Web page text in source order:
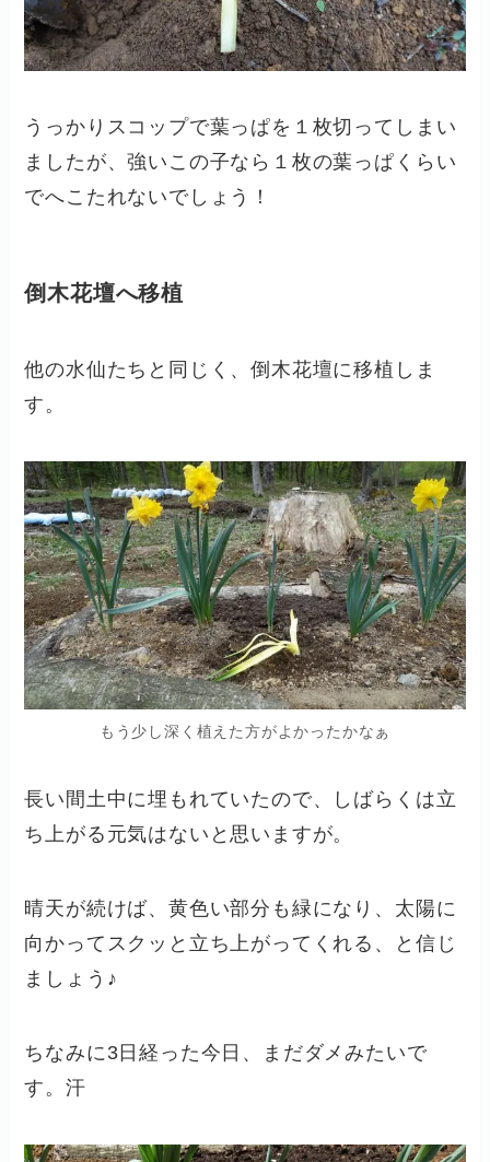
うっかりスコップで葉っぱを１枚切ってしまい
ましたが、強いこの子なら１枚の葉っぱくらい
でへこたれないでしょう！
倒木花壇へ移植
他の水仙たちと同じく、倒木花壇に移植しま
す。
もう少し深く植えた方がよかったかなぁ
長い間土中に埋もれていたので、しばらくは立
ち上がる元気はないと思いますが。
晴天が続けば、黄色い部分も緑になり、太陽に
向かってスクッと立ち上がってくれる、と信じ
ましょう♪
ちなみに3日経った今日、まだダメみたいで
す。汗